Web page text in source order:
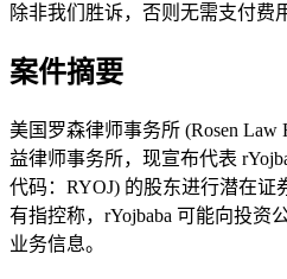
除非我们胜诉，否则无需支付费
案件摘要
美国罗森律师事务所 (Rosen
益律师事务所，现宣布代表
代码：RYOJ) 的股东进行潜在证
有指控称，rYojbaba 可能向投资
业务信息。